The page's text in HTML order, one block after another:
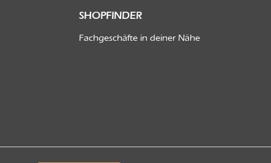
SHOPFINDER
Fachgeschäfte in deiner Nähe